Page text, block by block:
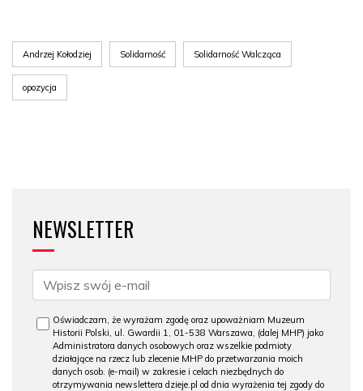
Andrzej Kołodziej Solidarność Solidarność Walcząca
opozycja
NEWSLETTER
Oświadczam, że wyrażam zgodę oraz upoważniam Muzeum
Historii Polski, ul. Gwardii 1, 01-538 Warszawa, (dalej MHP) jako
Administratora danych osobowych oraz wszelkie podmioty
działające na rzecz lub zlecenie MHP do przetwarzania moich
danych osob. (e-mail) w zakresie i celach niezbędnych do
otrzymywania newslettera dzieje.pl od dnia wyrażenia tej zgody do